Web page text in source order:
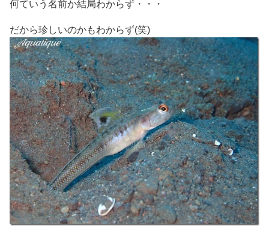
何ていう名前か結局わからず・・・
だから珍しいのかもわからず(笑)